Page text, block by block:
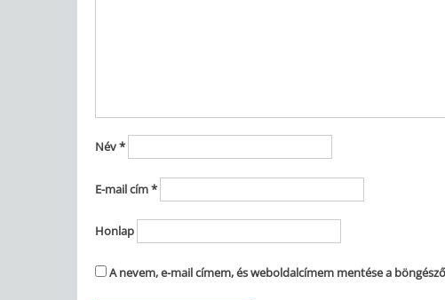
Név*
E-mail cím*
Honlap
A nevem, e-mail címem, és weboldalcímem mentése a